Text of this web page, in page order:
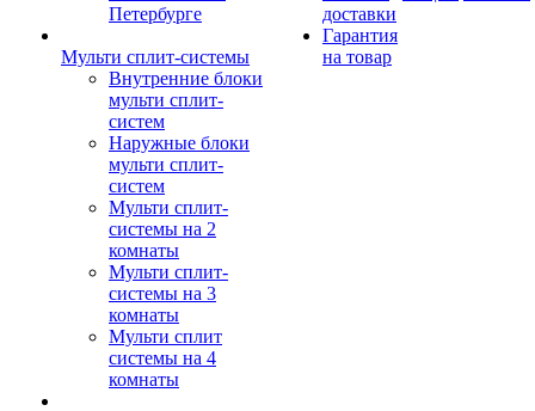
Петербурге
Мульти сплит-системы
Внутренние блоки
мульти сплит-
систем
Наружные блоки
мульти сплит-
систем
Мульти сплит-
системы на 2
комнаты
Мульти сплит-
системы на 3
комнаты
Мульти сплит
системы на 4
комнаты
доставки
Гарантия
на товар